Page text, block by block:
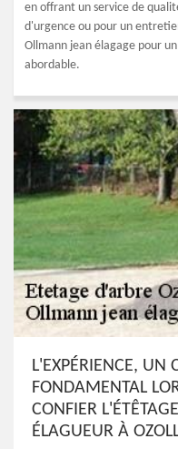
en offrant un service de
d'urgence ou pour un
Ollmann jean élagage pour
abordable.
L'EXPÉRIENCE, UN
FONDAMENTAL
CONFIER
ÉLAGUEUR À